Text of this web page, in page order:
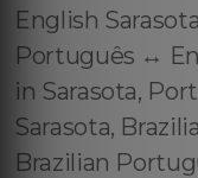
English
Português ↔️
in Sarasota,
Sarasota,
Brazilian